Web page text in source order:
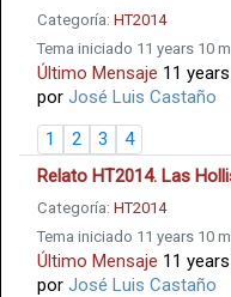
Categoría: HT2014
Tema iniciado 11 years 10
Último Mensaje 11
por José Luis Castaño
1
2 3
4
Relato HT2014. Las
Categoría: HT2014
Tema iniciado 11 years 10
Último Mensaje 11
por José Luis Castaño